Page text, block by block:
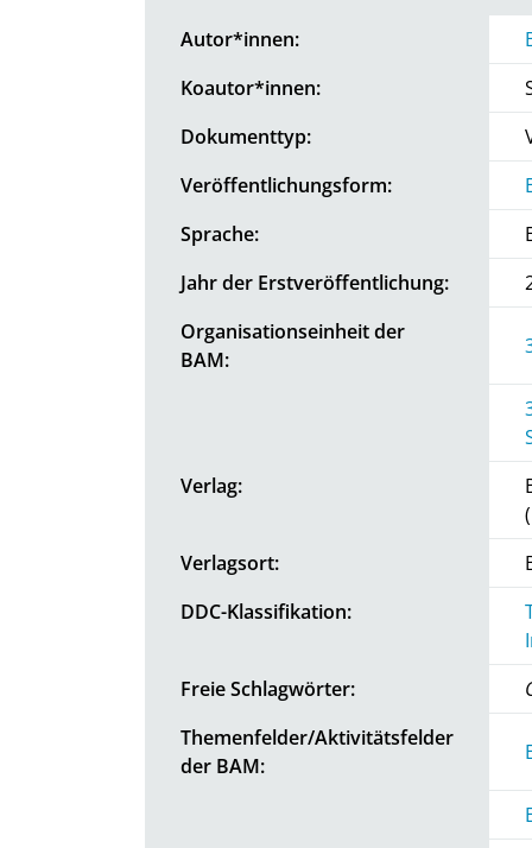
Autor*innen:
Koautor*innen:
Dokumenttyp:
Veröffentlichungsform:
Sprache:
Jahr der Erstveröffentlichung:
Organisationseinheit der
BAM:
Verlag:
Verlagsort:
DDC-Klassifikation:
Freie Schlagwörter:
Themenfelder/Aktivitätsfelder
der BAM: